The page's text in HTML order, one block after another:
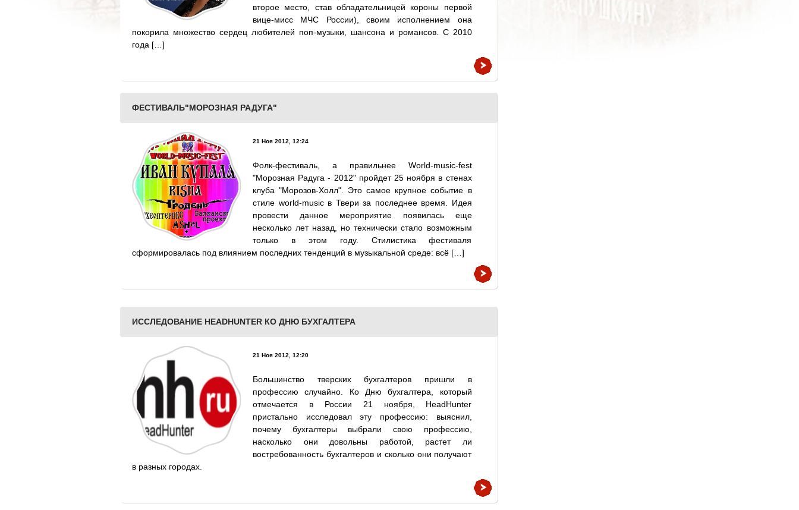
второе место, став обладательницей короны первой
вице-мисс МЧС России), своим исполнением она
покорила множество сердец любителей поп-музыки, шансона и романсов. С 2010
года […]
ФЕСТИВАЛЬ"МОРОЗНАЯ РАДУГА"
21 Ноя 2012, 12:24
Фолк-фестиваль, а правильнее World-music-fest
"Морозная Радуга - 2012" пройдет 25 ноября в стенах
клуба "Морозов-Холл". Это самое крупное событие в
стиле world-music в Твери за последнее время. Идея
провести данное мероприятие появилась еще
несколько лет назад, но технически стало возможным
только в этом году. Стилистика фестиваля
сформировалась под влиянием последних тенденций в музыкальной среде: всё […]
ИССЛЕДОВАНИЕ HEADHUNTER КО ДНЮ БУХГАЛТЕРА
21 Ноя 2012, 12:20
Большинство тверских бухгалтеров пришли в
профессию случайно. Ко Дню бухгалтера, который
отмечается в России 21 ноября, HeadHunter
пристально исследовал эту профессию: выяснил,
почему бухгалтеры выбрали свою профессию,
насколько они довольны работой, растет ли
востребованность бухгалтеров и сколько они получают
в разных городах.